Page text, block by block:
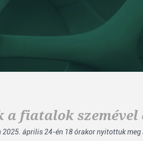
a fiatalok
április 24-én 18 órakor nyitottuk